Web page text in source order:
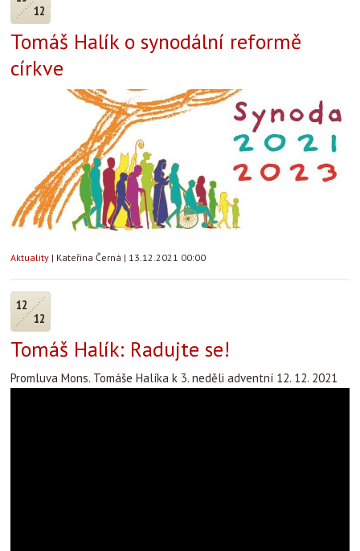
12
Tomáš Halík o synodální reformě
církve
Aktuality | Kateřina Černá | 13.12.2021 00:00
12
12
Tomáš Halík: Radujte se!
Promluva Mons. Tomáše Halíka k 3. neděli adventní 12. 12. 2021